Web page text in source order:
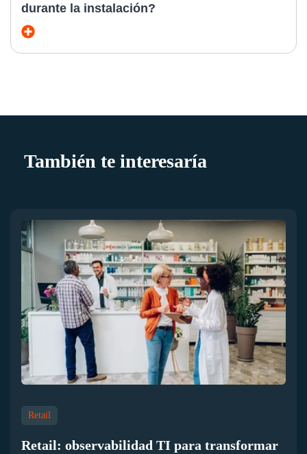
durante la instalación?
También te interesaría
Retail
Retail: observabilidad TI para transformar